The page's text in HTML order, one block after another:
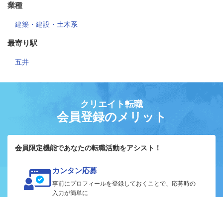
業種
建築・建設・土木系
最寄り駅
五井
クリエイト転職
会員登録のメリット
会員限定機能であなたの転職活動をアシスト！
カンタン応募
事前にプロフィールを登録しておくことで、応募時の
入力が簡単に